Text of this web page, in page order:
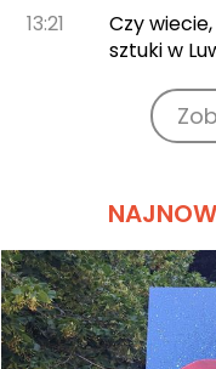
13:21
Czy
sztuki w